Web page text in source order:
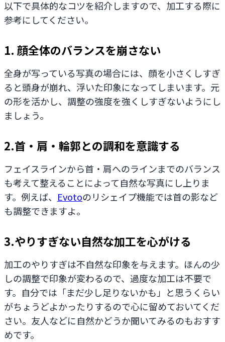
以下で具体的なコツを紹介しますので、加工する際に
参考にしてください。
1. 顔全体のバランスを崩さない
全身が写っている写真の場合には、顔を小さくしすぎ
ると頭身が崩れ、浮いた印象になってしまいます。元
の形を活かし、調整の強度を強くしすぎないようにし
ましょう。
2.首・肩・輪郭との調和を意識する
フェイスラインから首・肩へのラインまでのバランス
も考えて整えることによって自然な写真にし上りま
す。例えば、 Evotoのリシェイプ機能では首の影など
も調整できますよ。
3.やりすぎない自然な加工を心がける
加工のやりすぎは不自然な印象を与えます。ほんの少
しの調整で印象が変わるので、過度な加工は不要で
す。自分では「まだ少し足りないかも」と思うくらい
がちょうどよかったりするので心に留めておいてくだ
さい。友人などに自然かどうか聞いてみるのもおすす
めです。